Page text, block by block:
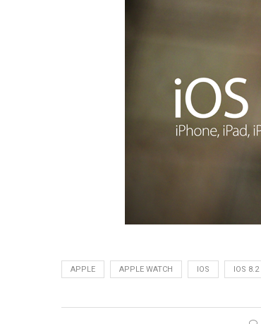
APPLE APPLE WATCH IOS IOS 8.2